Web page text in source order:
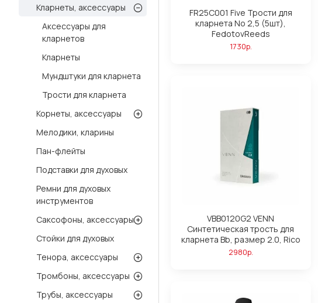
Кларнеты, аксессуары
Аксессуары для
кларнетов
Кларнеты
Мундштуки для кларнета
Трости для кларнета
Корнеты, аксессуары
Мелодики, кларины
Пан-флейты
Подставки для духовых
Ремни для духовых
инструментов
Саксофоны, аксессуары
Стойки для духовых
Тенора, аксессуары
Тромбоны, аксессуары
Трубы, аксессуары
FR25C001 Five Трости для
кларнета No 2,5 (5шт),
FedotovReeds
1730р.
VBB0120G2 VENN
Синтетическая трость для
кларнета Вb, размер 2.0, Rico
2980р.